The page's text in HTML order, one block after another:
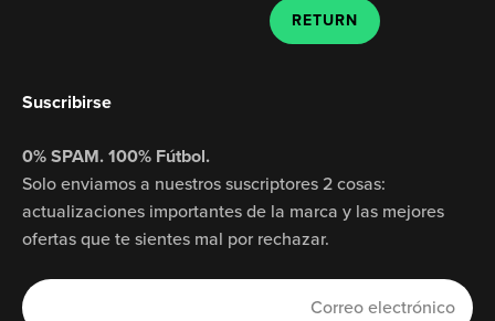
RETURN
Suscribirse
0% SPAM. 100% Fútbol.
Solo enviamos a nuestros suscriptores 2 cosas:
actualizaciones importantes de la marca y las mejores
ofertas que te sientes mal por rechazar.
Correo electrónico